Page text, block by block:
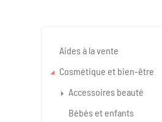
Aides à la vente
Cosmétique et bien-être
Accessoires beauté
Bébés et enfants